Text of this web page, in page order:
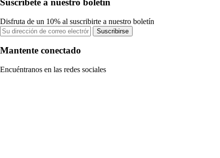
Suscríbete a nuestro boletín
Disfruta de un 10% al suscribirte a nuestro boletín
Suscribirse
Mantente conectado
Encuéntranos en las redes sociales